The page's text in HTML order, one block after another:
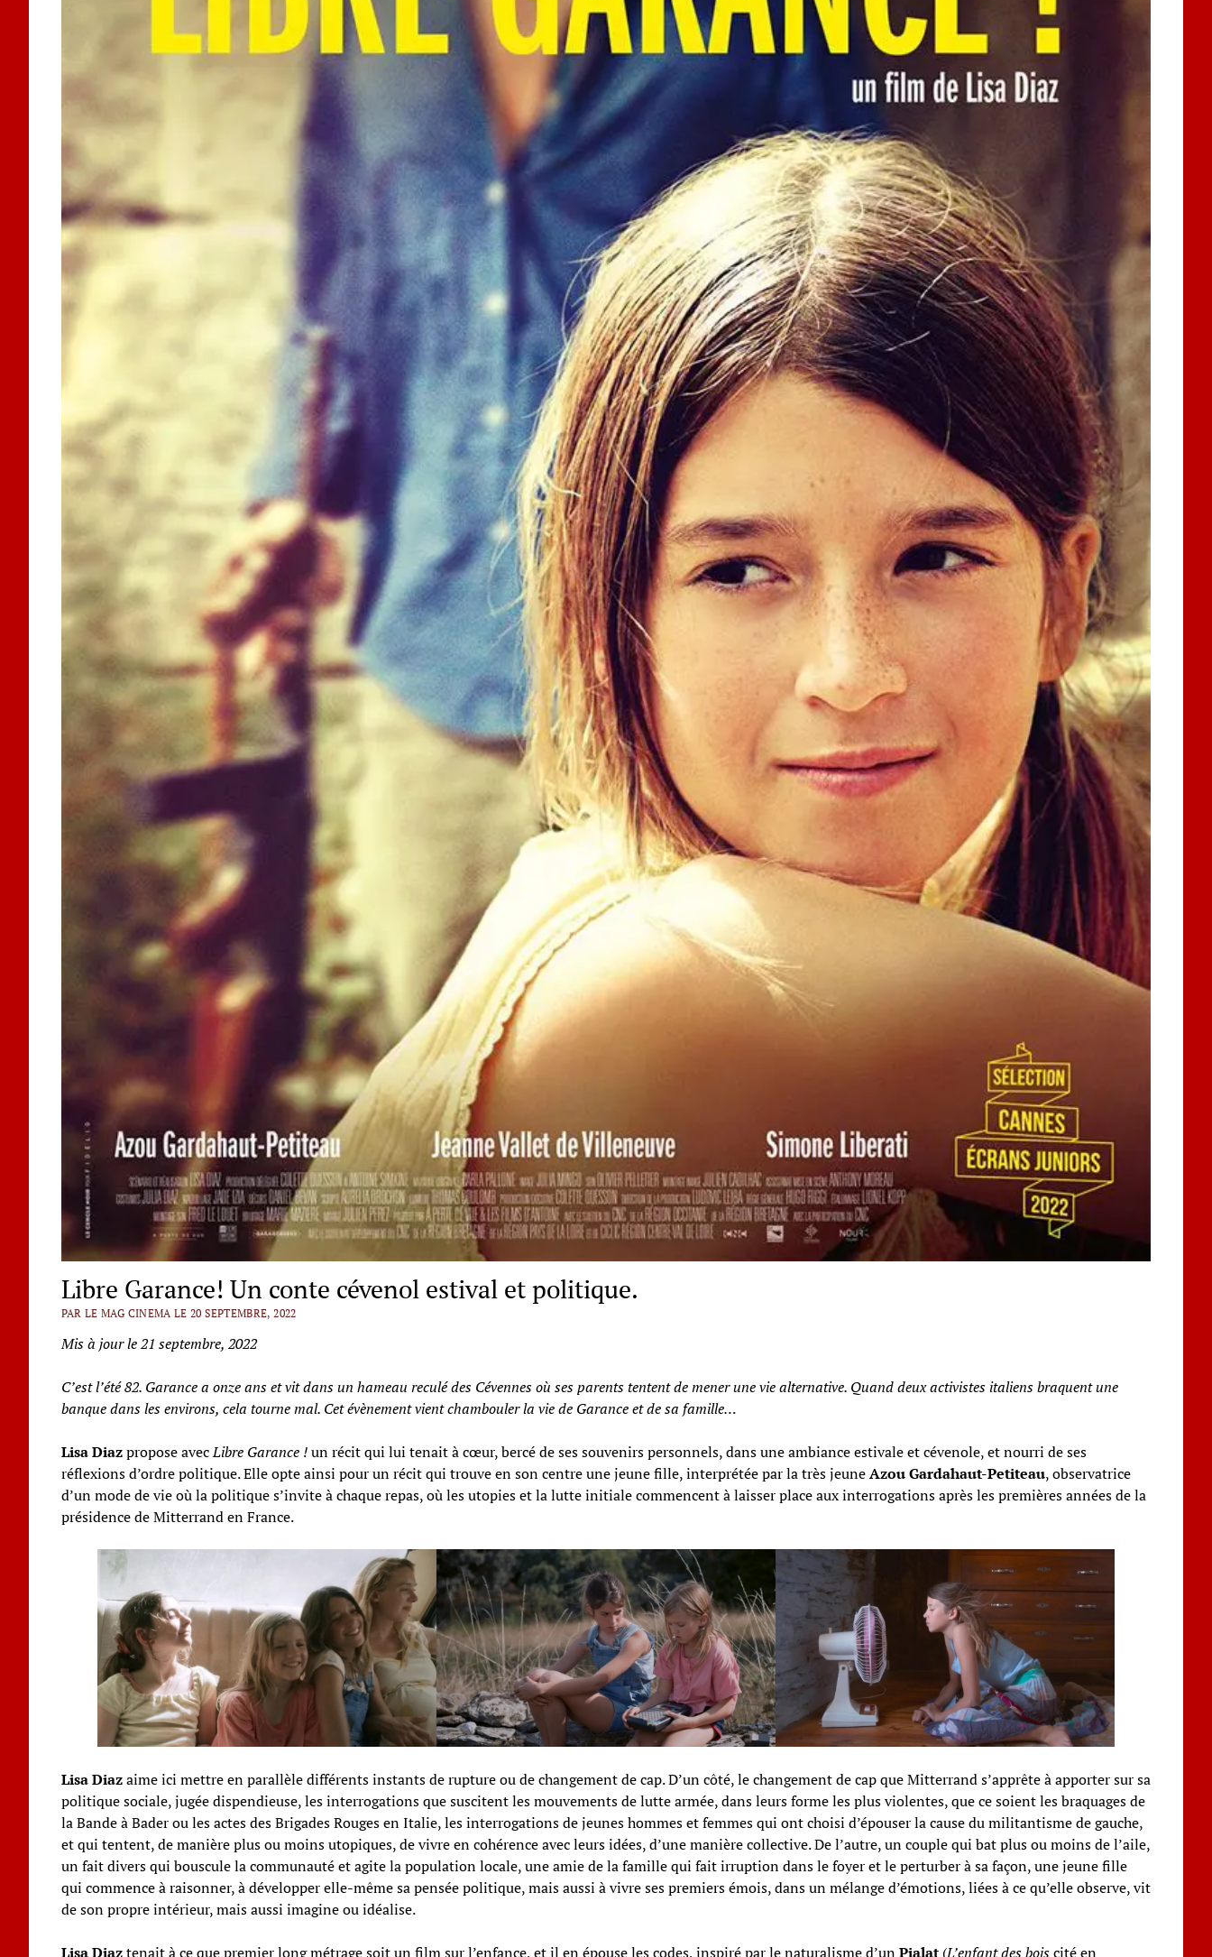
Libre Garance! Un conte cévenol estival et politique.
PAR LE MAG CINEMA LE 20 SEPTEMBRE, 2022
Mis à jour le 21 septembre, 2022
C’est l’été 82. Garance a onze ans et vit dans un hameau reculé des Cévennes où ses parents tentent de mener une vie alternative. Quand deux activistes italiens braquent une
banque dans les environs, cela tourne mal. Cet évènement vient chambouler la vie de Garance et de sa famille…
Lisa Diazpropose avecLibre Garance !un récit qui lui tenait à cœur, bercé de ses souvenirs personnels, dans une ambiance estivale et cévenole, et nourri de ses
réflexions d’ordre politique. Elle opte ainsi pour un récit qui trouve en son centre une jeune fille, interprétée par la très jeuneAzou Gardahaut-Petiteau, observatrice
d’un mode de vie où la politique s’invite à chaque repas, où les utopies et la lutte initiale commencent à laisser place aux interrogations après les premières années de la
présidence de Mitterrand en France.
Lisa Diazaime ici mettre en parallèle différents instants de rupture ou de changement de cap. D’un côté, le changement de cap que Mitterrand s’apprête à apporter sur sa
politique sociale, jugée dispendieuse, les interrogations que suscitent les mouvements de lutte armée, dans leurs forme les plus violentes, que ce soient les braquages de
la Bande à Bader ou les actes des Brigades Rouges en Italie, les interrogations de jeunes hommes et femmes qui ont choisi d’épouser la cause du militantisme de gauche,
et qui tentent, de manière plus ou moins utopiques, de vivre en cohérence avec leurs idées, d’une manière collective. De l’autre, un couple qui bat plus ou moins de l’aile,
un fait divers qui bouscule la communauté et agite la population locale, une amie de la famille qui fait irruption dans le foyer et le perturber à sa façon, une jeune fille
qui commence à raisonner, à développer elle-même sa pensée politique, mais aussi à vivre ses premiers émois, dans un mélange d’émotions, liées à ce qu’elle observe, vit
de son propre intérieur, mais aussi imagine ou idéalise.
Lisa Diaztenait à ce que premier long métrage soit un film sur l’enfance, et il en épouse les codes, inspiré par le naturalisme d’un Pialat(L’enfant des boiscité en